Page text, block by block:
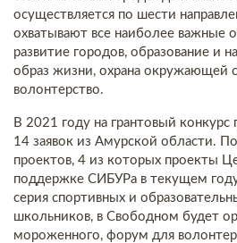
осуществляется по шести
охватывают все наиболее важные
развитие городов, образование и
образ жизни, охрана окружающей
волонтерство.
В 2021 году на грантовый
14 заявок из Амурской области.
проектов, 4 из которых проекты
поддержке СИБУРа в текущем
серия спортивных и
школьников, в Свободном будет
мороженного, форум для